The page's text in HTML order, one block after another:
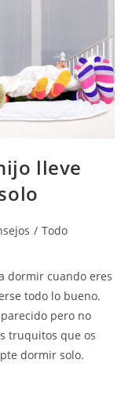
lleve
/ Todo
dormir cuando eres
todo lo bueno.
pero no
truquitos que os
dormir solo.